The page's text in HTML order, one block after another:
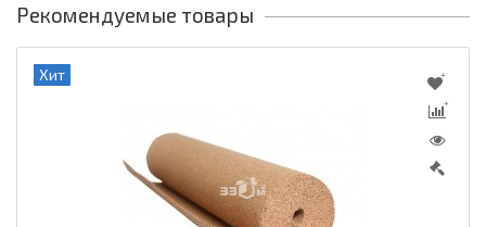
Рекомендуемые товары
Хит